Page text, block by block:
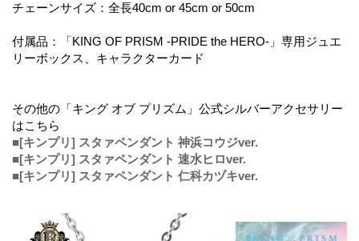
チェーンサイズ：全長40cm or 45cm or 50cm
付属品：「KING OF PRISM -PRIDE the HERO-」専用ジュエ
リーボックス、キャラクターカード
その他の「キング オブ プリズム」公式シルバーアクセサリー
はこちら
■[キンプリ] スタァペンダント 神浜コウジver.
■[キンプリ] スタァペンダント 速水ヒロver.
■[キンプリ] スタァペンダント 仁科カヅキver.